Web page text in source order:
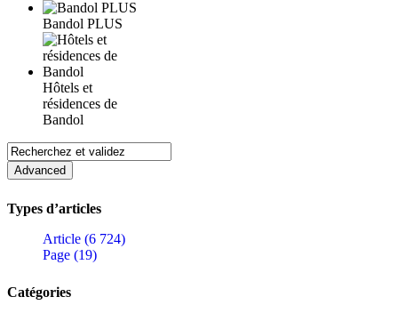
Bandol PLUS
Hôtels et
résidences de
Bandol
Types d’articles
Article (6 724)
Page (19)
Catégories